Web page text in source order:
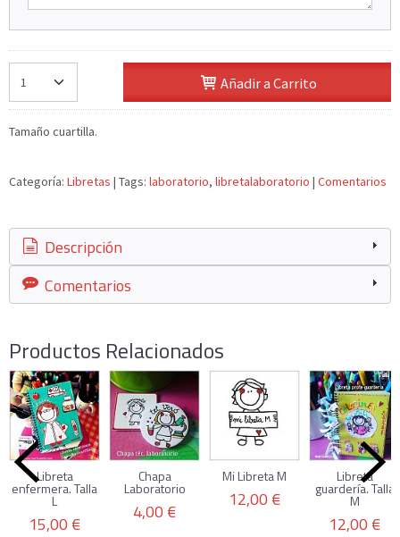
Añadir a Carrito
Tamaño cuartilla.
Categoría: Libretas | Tags: laboratorio libretalaboratorio | Comentarios
Descripción
Comentarios
Productos Relacionados
Libreta
enfermera. Talla
L
15,00 €
Chapa
Laboratorio
4,00 €
Mi Libreta M
12,00 €
Libreta
guardería. Talla
M
12,00 €